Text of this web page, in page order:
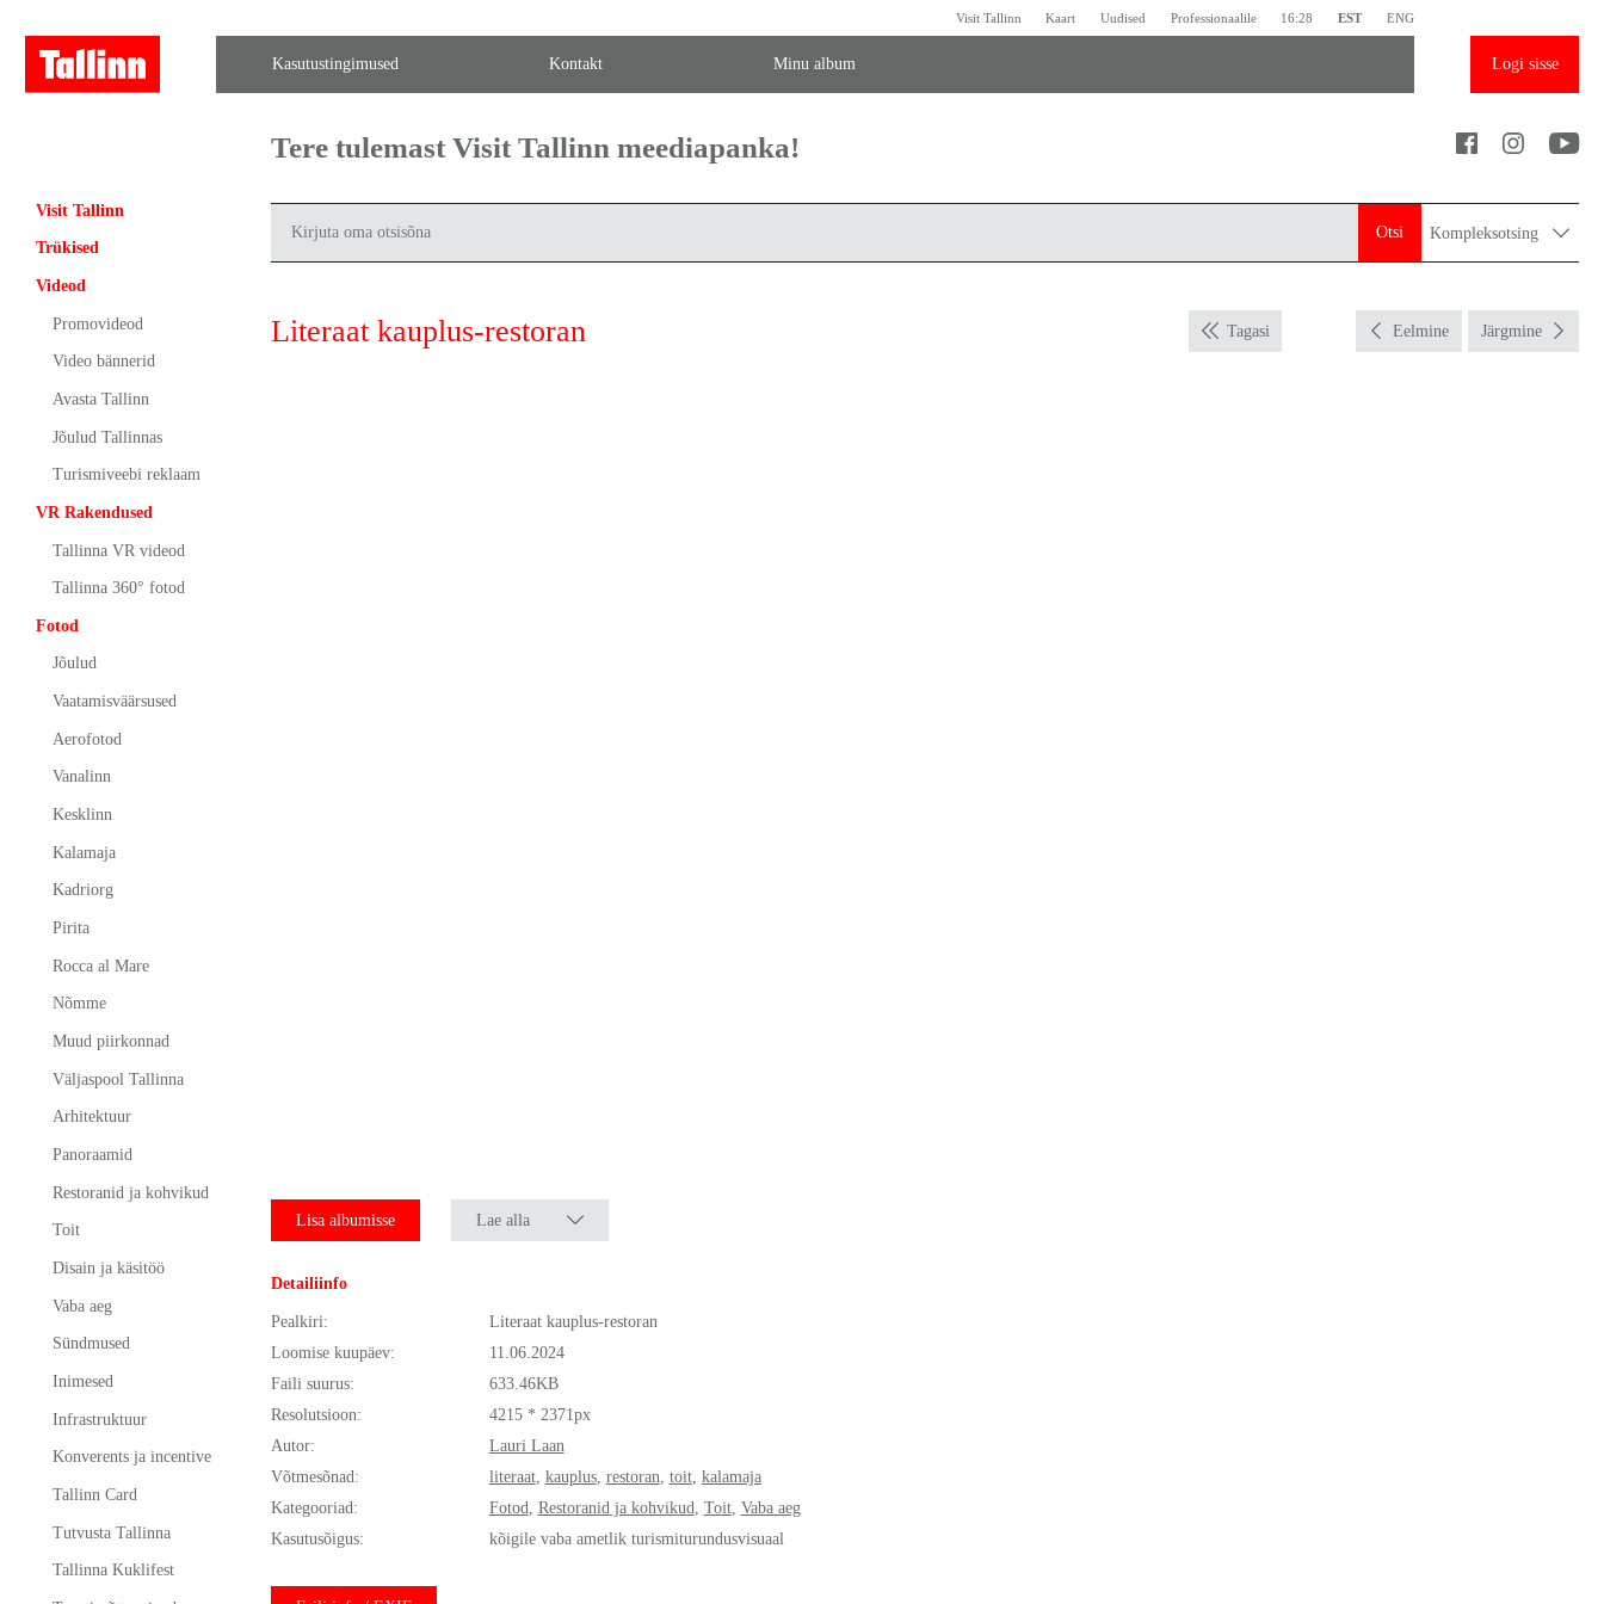
Visit Tallinn Kaart Uudised Professionaalile 16:28 EST ENG
Kasutustingimused Kontakt Minu album Logi sisse
Visit Tallinn
Trükised
Videod
Promovideod
Video bännerid
Avasta Tallinn
Jõulud Tallinnas
Turismiveebi reklaam
VR Rakendused
Tallinna VR videod
Tallinna 360° fotod
Fotod
Jõulud
Vaatamisväärsused
Aerofotod
Vanalinn
Kesklinn
Kalamaja
Kadriorg
Pirita
Rocca al Mare
Nõmme
Muud piirkonnad
Väljaspool Tallinna
Arhitektuur
Panoraamid
Restoranid ja kohvikud
Toit
Disain ja käsitöö
Vaba aeg
Sündmused
Inimesed
Infrastruktuur
Konverents ja incentive
Tallinn Card
Tutvusta Tallinna
Tallinna Kuklifest
Tere tulemast Visit Tallinn meediapanka!
Otsi Kompleksotsing
Literaat kauplus-restoran Tagasi Eelmine Järgmine
Lisa albumisse Lae alla
Detailiinfo
Pealkiri:
Literaat kauplus-restoran
Loomise kuupäev:
11.06.2024
Faili suurus:
633.46KB
Resolutsioon:
4215 * 2371px
Autor:
Lauri Laan
Võtmesõnad:
literaat, kauplus, restoran toit, kalamaja
Kategooriad:
Fotod Restoranid ja kohvikud Toit, Vaba aeg
Kasutusõigus:
kõigile vaba ametlik turismiturundusvisuaal